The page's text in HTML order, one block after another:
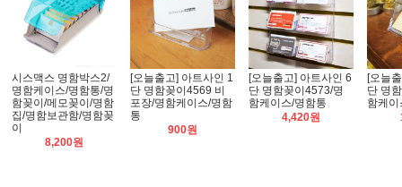
시스맥스 명함박스2/
명함케이스/명함통/명
함꽂이/메모꽂이/명함
집/명함보관함/명함꽂
이
8,200원
[오늘출고] 아트사인 1
단 명함꽂이4569 비
포장/명함케이스/명함
통
900원
[오늘출고] 아트사인 6
단 명함꽂이4573/명
함케이스/명함통
4,420원
[오늘
단 명
함케